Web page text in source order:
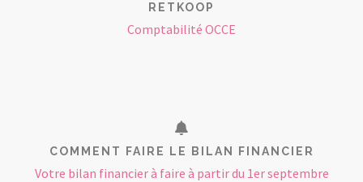
RETKOOP
Comptabilité OCCE
COMMENT FAIRE LE BILAN FINANCIER
Votre bilan financier à faire à partir du 1er septembre